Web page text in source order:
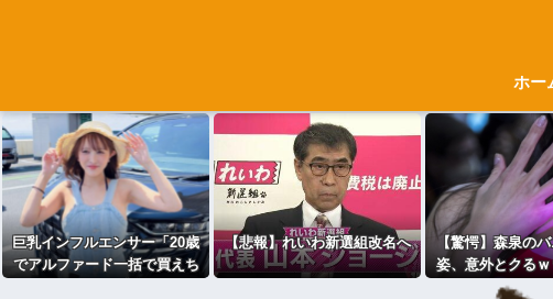
ホー
巨乳インフルエンサー「20歳
でアルファード一括で買えち
【悲報】れいわ新選組改名へ
【驚愕】森泉の
姿、意外とクる
ｗｗｗｗ (※